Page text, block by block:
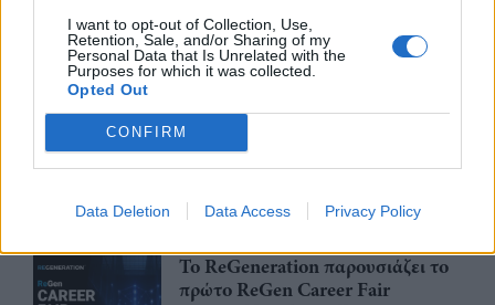
I want to opt-out of Collection, Use,
Retention, Sale, and/or Sharing of my
Personal Data that Is Unrelated with the
Purposes for which it was collected.
Opted Out
CONFIRM
Data Deletion Data Access Privacy Policy
29/07/26|12:23
Έως την Παρασκευή 31 Ιουλίου
2026 οι κρατήσεις Early Bird για
συμμετοχή στην EUROVINO
28/07/26|15:14
Το ReGeneration παρουσιάζει το
πρώτο ReGen Career Fair